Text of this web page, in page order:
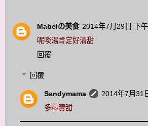
Mabelの美食 2014年7月29日 下
呢啖湯肯定好清甜
回覆
回覆
Sandymama
2014年7月31
多料實甜